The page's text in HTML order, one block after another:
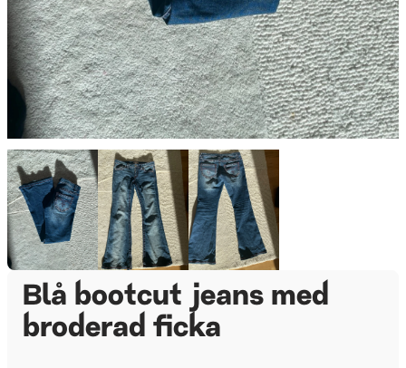
Blå bootcut jeans med
broderad ficka